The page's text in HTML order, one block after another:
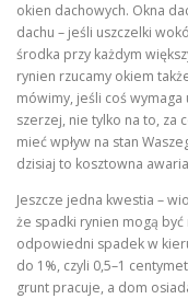
okien dachowych. Okna
dachu – jeśli uszczelki
środka przy każdym
rynien rzucamy okiem
mówimy, jeśli coś wymaga
szerzej, nie tylko na to, za
mieć wpływ na stan
dzisiaj to kosztowna
Jeszcze jedna kwestia –
że spadki rynien mogą być
odpowiedni spadek w
do 1%, czyli 0,5–1
grunt pracuje, a dom